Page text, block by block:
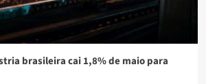
brasileira cai 1,8% de maio para